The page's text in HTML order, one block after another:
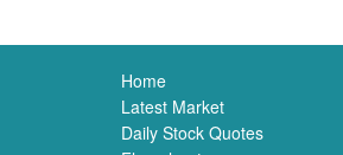
Home
Latest Market
Daily Stock Quotes